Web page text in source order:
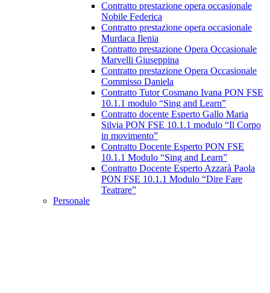
Contratto prestazione opera occasionale
Nobile Federica
Contratto prestazione opera occasionale
Murdaca Ilenia
Contratto prestazione Opera Occasionale
Marvelli Giuseppina
Contratto prestazione Opera Occasionale
Commisso Daniela
Contratto Tutor Cosmano Ivana PON FSE
10.1.1 modulo “Sing and Learn”
Contratto docente Esperto Gallo Maria
Silvia PON FSE 10.1.1 modulo “Il Corpo
in movimento”
Contratto Docente Esperto PON FSE
10.1.1 Modulo “Sing and Learn”
Contratto Docente Esperto Azzarà Paola
PON FSE 10.1.1 Modulo “Dire Fare
Teatrare”
Personale